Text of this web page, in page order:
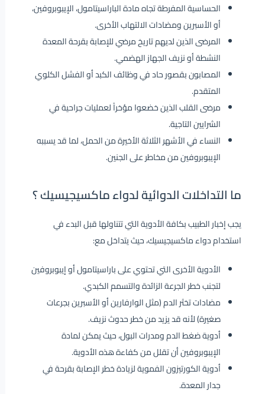
الحساسية المفرطة تجاه مادة الباراسيتامول، الإيبوبروفين،
أو الأسبرين ومضادات الالتهاب الأخرى.
المرضى الذين لديهم تاريخ مرضي للإصابة بقرحة المعدة
النشطة أو نزيف الجهاز الهضمي.
المصابون بقصور حاد في وظائف الكبد أو الفشل الكلوي
المتقدم.
مرضى القلب الذين خضعوا مؤخراً لعمليات جراحية في
الشرايين التاجية.
النساء في الأشهر الثلاثة الأخيرة من الحمل، لما قد يسببه
الإيبوبروفين من مخاطر على الجنين.
ما التداخلات الدوائية لدواء ماكسيجيسيك ؟
يجب إخبار الطبيب بكافة الأدوية التي تتناولها قبل البدء في
استخدام دواء ماكسيجيسيك، حيث يتداخل مع:
الأدوية الأخرى التي تحتوي على باراسيتامول أو إيبوبروفين
لتجنب خطر الجرعة الزائدة والتسمم الكبدي.
مضادات تخثر الدم (مثل الوارفارين أو الأسبرين بجرعات
صغيرة) لأنه قد يزيد من خطر حدوث نزيف.
أدوية ضغط الدم ومدرات البول، حيث يمكن لمادة
الإيبوبروفين أن تقلل من كفاءة هذه الأدوية.
أدوية الكورتيزون الفموية لزيادة خطر الإصابة بقرحة في
جدار المعدة.